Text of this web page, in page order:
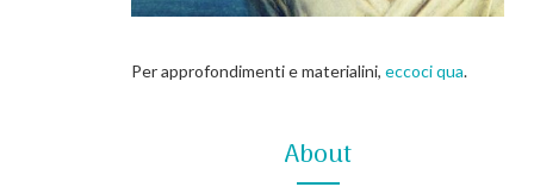
Per approfondimenti e materialini, eccoci qua.
About